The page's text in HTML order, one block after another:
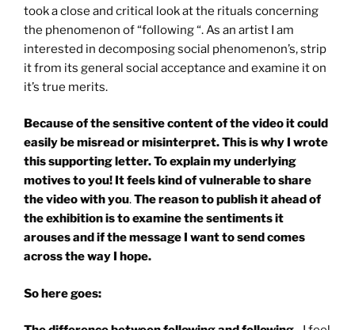
took a close and critical look at the rituals concerning
the phenomenon of “following “. As an artist I am
interested in decomposing social phenomenon’s, strip
it from its general social acceptance and examine it on
it’s true merits.
Because of the sensitive content of the video it could
easily be misread or misinterpret. This is why I wrote
this supporting letter. To explain my underlying
motives to you! It feels kind of vulnerable to share
the video with you.The reason to publish it ahead of
the exhibition is to examine the sentiments it
arouses and if the message I want to send comes
across the way I hope.
So here goes: